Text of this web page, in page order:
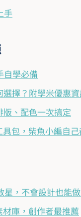
手
自學必備
擇？附學米優惠
版、配色一次搞定
包，柴魚小編自
星，不會設計也能
庫，創作者最推薦